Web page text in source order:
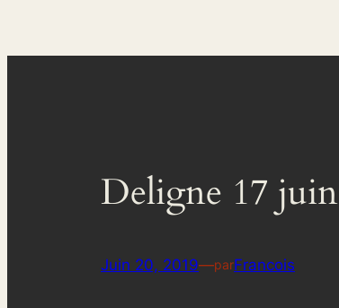
Deligne 17 juin
Juin 20, 2019—parFrancois